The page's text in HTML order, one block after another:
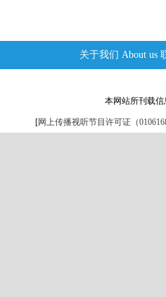
关于我们 About us
本网站所刊载
[网上传播视听节目许可证（